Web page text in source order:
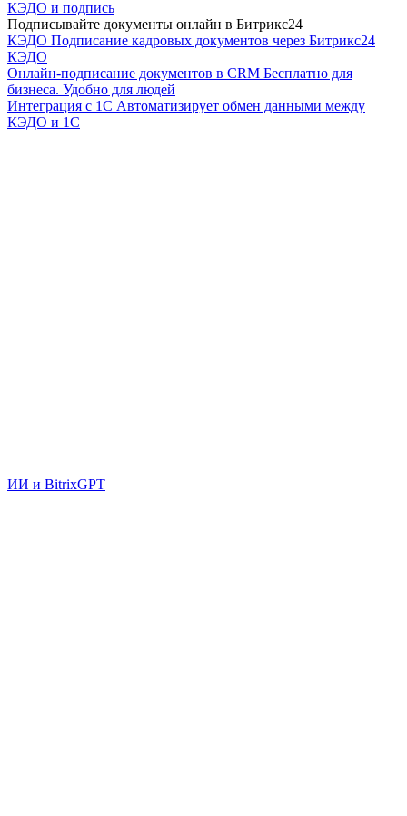
КЭДО и подпись
Подписывайте документы онлайн в Битрикс24
КЭДО Подписание кадровых документов через Битрикс24
КЭДО
Онлайн-подписание документов в CRM Бесплатно для
бизнеса. Удобно для людей
Интеграция с 1С Автоматизирует обмен данными между
КЭДО и 1С
ИИ и BitrixGPT